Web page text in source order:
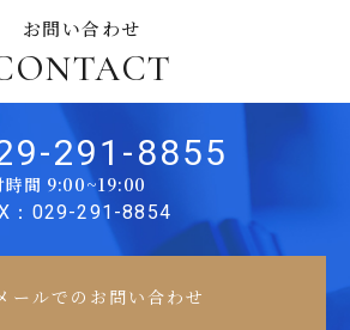
お問い合わせ
291-8855
時間 9:00~19:00
：029-291-8854
ールでのお問い合わせ